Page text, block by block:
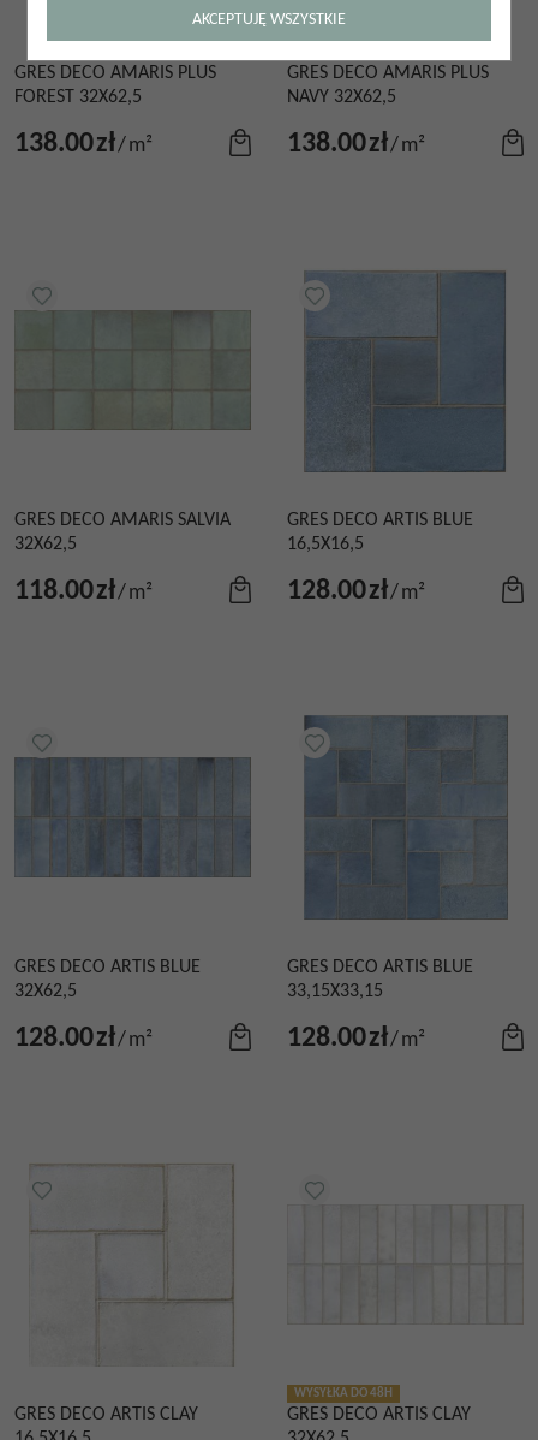
GRES DECO AMARIS PLUS
FOREST 32X62,5
138.00zł/m²
GRES DECO AMARIS PLUS
NAVY 32X62,5
138.00zł/m²
GRES DECO AMARIS SALVIA
32X62,5
118.00zł/m²
GRES DECO ARTIS BLUE
16,5X16,5
128.00zł/m²
GRES DECO ARTIS BLUE
32X62,5
128.00zł/m²
GRES DECO ARTIS BLUE
33,15X33,15
128.00zł/m²
GRES DECO ARTIS CLAY
WYSYŁKA DO 48H
GRES DECO ARTIS CLAY
AKCEPTUJĘ WSZYSTKIE